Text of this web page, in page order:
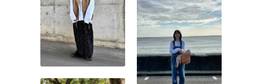
ありません。安定感があ
り、確実にバランスよく見
える王道の持ち方です。